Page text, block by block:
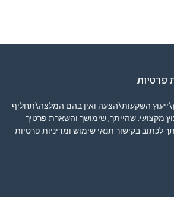
פרטיות
השקעות\הצעה ואין בהם המלצה\תחליף
מקצועי. שהייתך, שימושך והשארת פרטיך
לכתוב בקישור תנאי שימוש ומדיניות פרטיות